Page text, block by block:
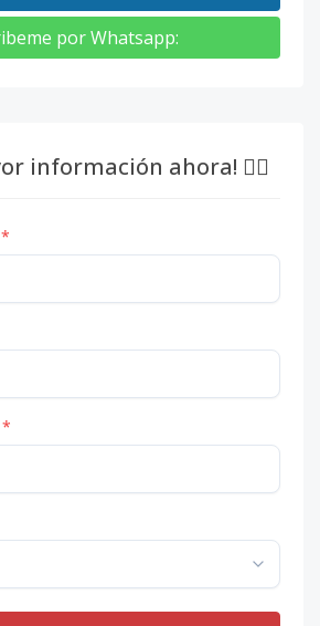
por Whatsapp:
información ahora! 👇🏽
*
*